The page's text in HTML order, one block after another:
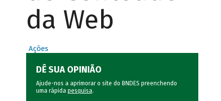
da Web
Ações
DÊ SUA OPINIÃO
Ajude-nos a aprimorar o site do BNDES preenchendo
uma rápida pesquisa.